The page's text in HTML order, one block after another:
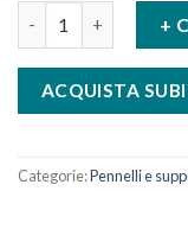
+
ACQUISTA
Categorie:Pennelli e